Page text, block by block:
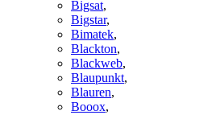
Bigsat,
Bigstar,
Bimatek,
Blackton,
Blackweb,
Blaupunkt,
Blauren,
Booox,